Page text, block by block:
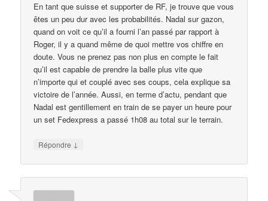
En tant que suisse et supporter de RF, je trouve que vous
êtes un peu dur avec les probabilités. Nadal sur gazon,
quand on voit ce qu’il a fourni l’an passé par rapport à
Roger, il y a quand même de quoi mettre vos chiffre en
doute. Vous ne prenez pas non plus en compte le fait
qu’il est capable de prendre la balle plus vite que
n’importe qui et couplé avec ses coups, cela explique sa
victoire de l’année. Aussi, en terme d’actu, pendant que
Nadal est gentillement en train de se payer un heure pour
un set Fedexpress a passé 1h08 au total sur le terrain.
Répondre ↓